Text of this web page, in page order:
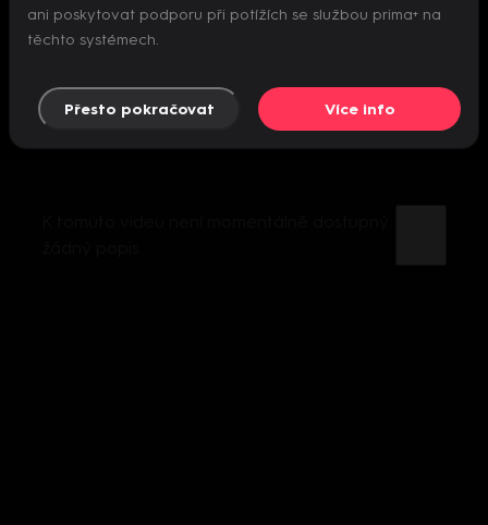
Nepodařilo se inicializovat přehrávač
ani poskytovat podporu při potížích se službou prima+ na
těchto systémech.
Přesto pokračovat Více info